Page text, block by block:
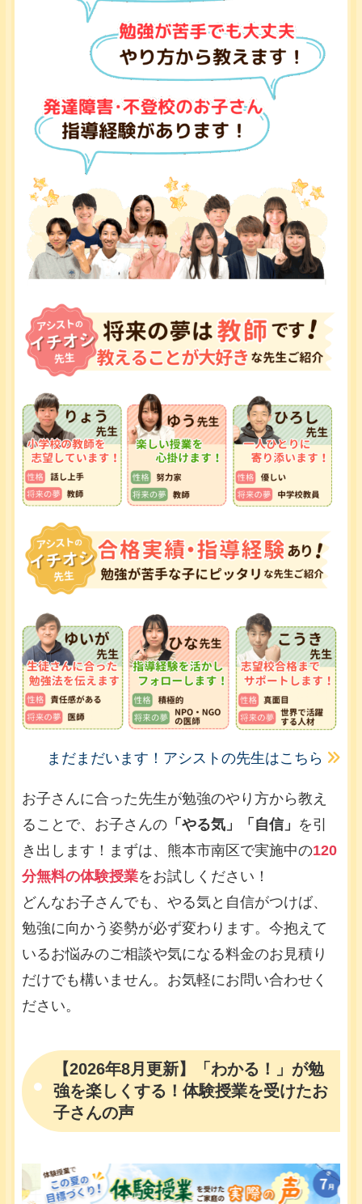
まだまだいます！アシストの先生はこちら
お子さんに合った先生が勉強のやり方から教え
ることで、お子さんの「やる気」「自信」 を引
き出します！まずは、熊本市南区で実施中の120
分無料の体験授業をお試しください！
どんなお子さんでも、やる気と自信がつけば、
勉強に向かう姿勢が必ず変わります。今抱えて
いるお悩みのご相談や気になる料金のお見積り
だけでも構いません。お気軽にお問い合わせく
ださい。
【2026年8月更新】「わかる！」が勉
強を楽しくする！体験授業を受けたお
子さんの声